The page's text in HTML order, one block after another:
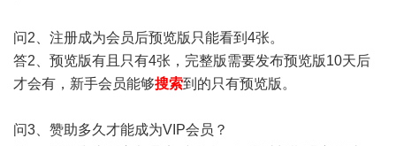
问2、注册成为会员后预览版只能看到4张。
答2、预览版有且只有4张，完整版需要发布预览版10天后
才会有，新手会员能够搜索到的只有预览版。
问3、赞助多久才能成为VIP会员？